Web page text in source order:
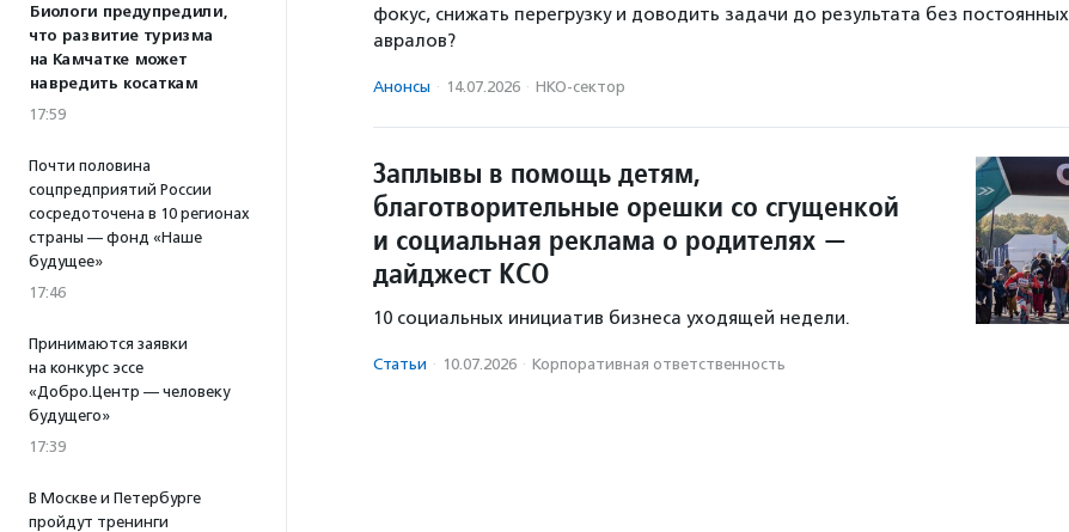
Биологи предупредили,
что развитие туризма
на Камчатке может
навредить косаткам
17:59
Почти половина
соцпредприятий России
сосредоточена в 10 регионах
страны — фонд «Наше
будущее»
17:46
Принимаются заявки
на конкурс эссе
«Добро.Центр — человеку
будущего»
17:39
В Москве и Петербурге
пройдут тренинги
фокус, снижать перегрузку и доводить задачи до результата без постоянных
авралов?
Анонсы · 14.07.2026 · НКО-сектор
Заплывы в помощь детям,
благотворительные орешки со сгущенкой
и социальная реклама о родителях —
дайджест КСО
10 социальных инициатив бизнеса уходящей недели.
Статьи · 10.07.2026 · Корпоративная ответственность